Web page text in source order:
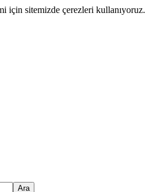
için sitemizde çerezleri kullanıyoruz.